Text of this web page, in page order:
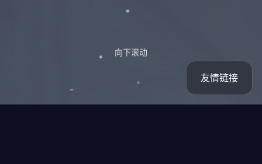
向下滚动
友情链接